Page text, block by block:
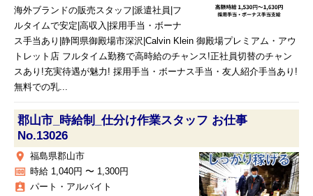
海外ブランドの販売スタッフ|派遣社員|フ
ルタイムで安定|高収入|採用手当・ボーナ
ス手当あり|静岡県御殿場市深沢|Calvin Klein 御殿場プレミアム・アウ
トレット店 フルタイム勤務で高時給のチャンス!正社員切替のチャン
スあり!充実待遇が魅力! 採用手当・ボーナス手当・友人紹介手当あり!
無料での乳...
郡山市_時給制_仕分け作業スタッフ お仕事
No.13026
place 福島県郡山市
money 時給 1,040円 〜 1,300円
assignment_ind パート・アルバイト